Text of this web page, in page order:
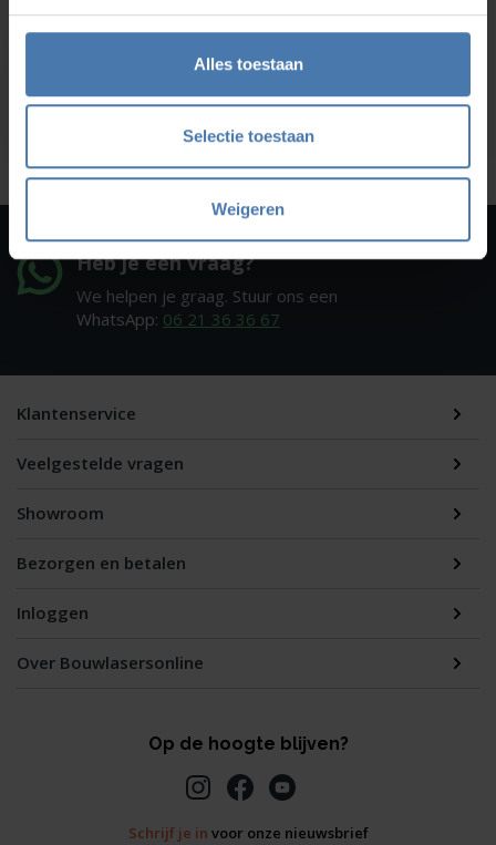
Alles toestaan
Selectie toestaan
Weigeren
Onze eigen service afdeling
Onze showroom
Kom je langs?
Heb je een vraag?
We helpen je graag. Stuur ons een
WhatsApp: 06 21 36 36 67
Klantenservice
Veelgestelde vragen
Showroom
Bezorgen en betalen
Inloggen
Over Bouwlasersonline
Op de hoogte blijven?
Schrijf je in voor onze nieuwsbrief